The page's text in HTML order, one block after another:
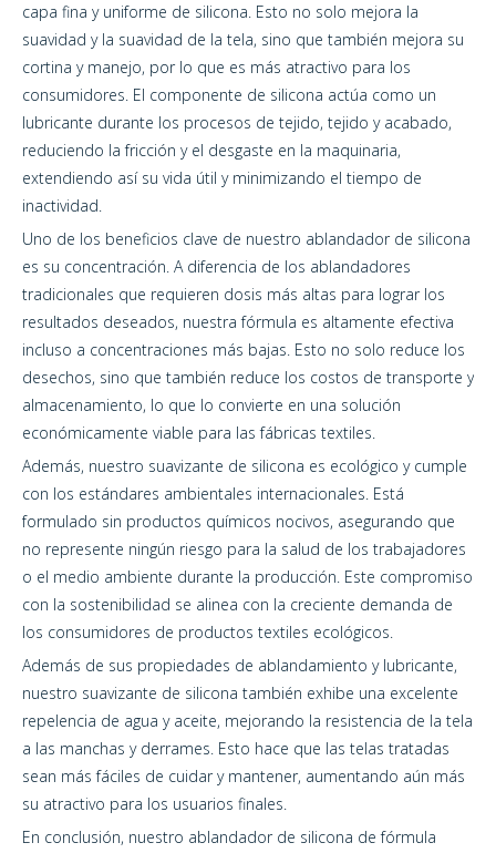
capa fina y uniforme de silicona. Esto no solo mejora la
suavidad y la suavidad de la tela, sino que también mejora su
cortina y manejo, por lo que es más atractivo para los
consumidores. El componente de silicona actúa como un
lubricante durante los procesos de tejido, tejido y acabado,
reduciendo la fricción y el desgaste en la maquinaria,
extendiendo así su vida útil y minimizando el tiempo de
inactividad.
Uno de los beneficios clave de nuestro ablandador de silicona
es su concentración. A diferencia de los ablandadores
tradicionales que requieren dosis más altas para lograr los
resultados deseados, nuestra fórmula es altamente efectiva
incluso a concentraciones más bajas. Esto no solo reduce los
desechos, sino que también reduce los costos de transporte y
almacenamiento, lo que lo convierte en una solución
económicamente viable para las fábricas textiles.
Además, nuestro suavizante de silicona es ecológico y cumple
con los estándares ambientales internacionales. Está
formulado sin productos químicos nocivos, asegurando que
no represente ningún riesgo para la salud de los trabajadores
o el medio ambiente durante la producción. Este compromiso
con la sostenibilidad se alinea con la creciente demanda de
los consumidores de productos textiles ecológicos.
Además de sus propiedades de ablandamiento y lubricante,
nuestro suavizante de silicona también exhibe una excelente
repelencia de agua y aceite, mejorando la resistencia de la tela
a las manchas y derrames. Esto hace que las telas tratadas
sean más fáciles de cuidar y mantener, aumentando aún más
su atractivo para los usuarios finales.
En conclusión, nuestro ablandador de silicona de fórmula